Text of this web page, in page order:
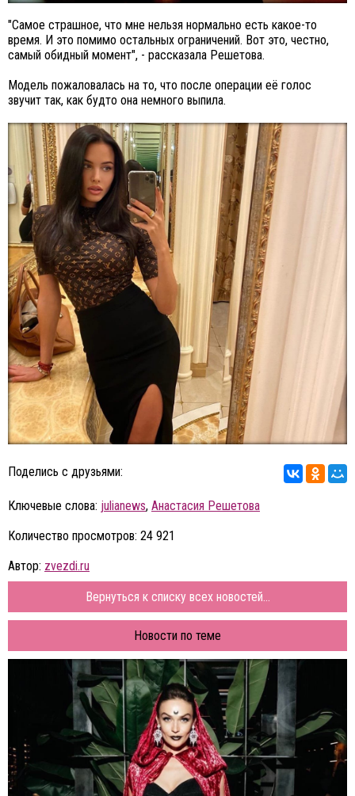
"Самое страшное, что мне нельзя нормально есть какое-то
время. И это помимо остальных ограничений. Вот это, честно,
самый обидный момент", - рассказала Решетова.
Модель пожаловалась на то, что после операции её голос
звучит так, как будто она немного выпила.
Поделись с друзьями:
Ключевые слова: julianews, Анастасия Решетова
Количество просмотров: 24 921
Автор: zvezdi.ru
Вернуться к списку всех новостей...
Новости по теме